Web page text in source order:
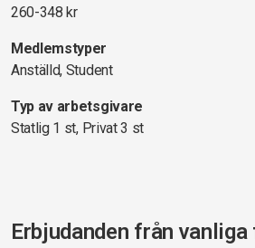
260-348 kr
Medlemstyper
Anställd, Student
Typ av arbetsgivare
Statlig 1 st, Privat 3 st
Erbjudanden från